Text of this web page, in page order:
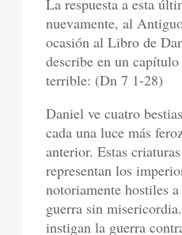
La respuesta a esta
nuevamente, al
ocasión al Libro de
describe en un
terrible: (Dn 7 1-28)
Daniel ve cuatro
cada una luce más
anterior. Estas
representan los
notoriamente hostiles
guerra sin
instigan la guerra